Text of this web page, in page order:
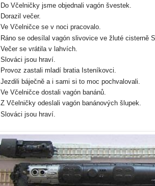
Do Včelničky jsme objednali vagón švestek.
Dorazil večer.
Ve Včelničce se v noci pracovalo.
Ráno se odesílal vagón slivovice ve žluté cisterně
Večer se vrátila v lahvích.
Slováci jsou hraví.
Provoz zastali mladí bratia Isteníkovci.
Jezdili báječně a i sami si to moc pochvalovali.
Ve Včelničce dostali vagón banánů.
Z Včelničky odeslali vagón banánových šlupek.
Slováci jsou hraví.